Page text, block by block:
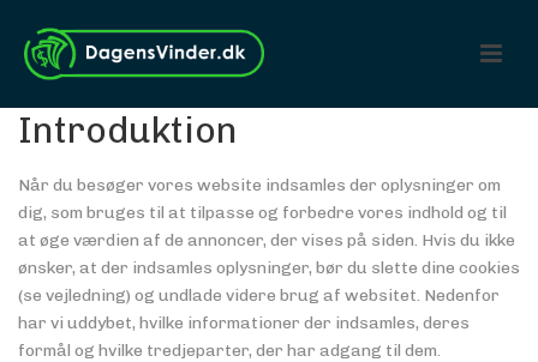
Introduktion
Når du besøger vores website indsamles der oplysninger om
dig, som bruges til at tilpasse og forbedre vores indhold og til
at øge værdien af de annoncer, der vises på siden. Hvis du ikke
ønsker, at der indsamles oplysninger, bør du slette dine cookies
(se vejledning) og undlade videre brug af websitet. Nedenfor
har vi uddybet, hvilke informationer der indsamles, deres
formål og hvilke tredjeparter, der har adgang til dem.